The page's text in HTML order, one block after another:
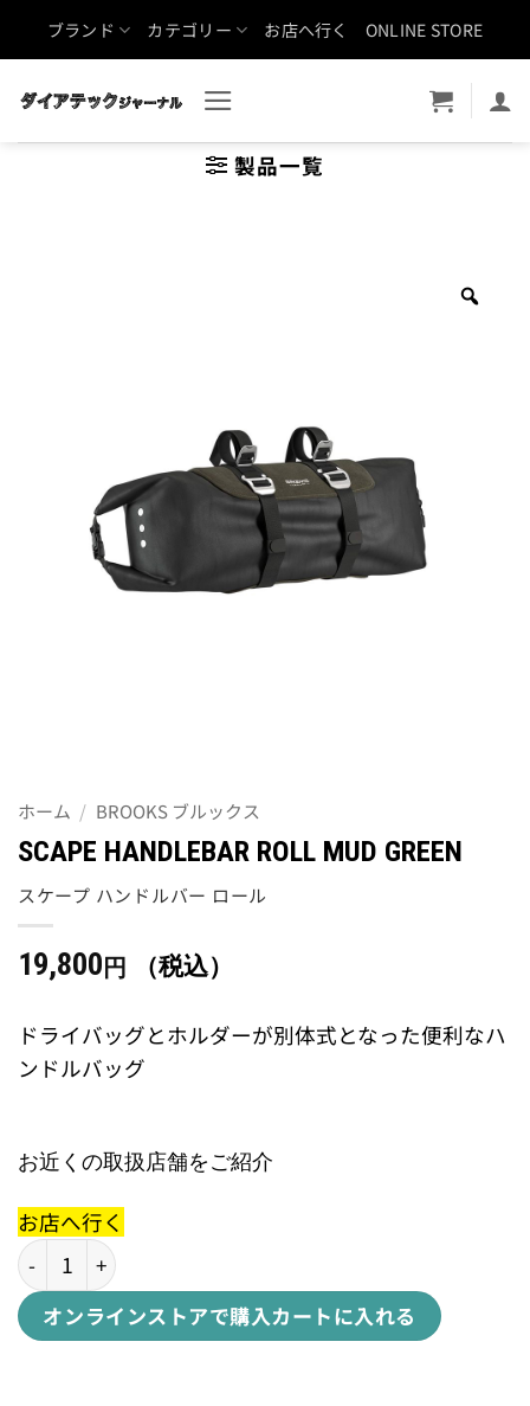
ブランド カテゴリー お店へ行く ONLINE STORE
製品一覧
ホーム / BROOKS ブルックス
SCAPE HANDLEBAR ROLL MUD GREEN
スケープ ハンドルバー ロール
19,800 円 （税込）
ドライバッグとホルダーが別体式となった便利なハ
ンドルバッグ
お近くの取扱店舗をご紹介
お店へ行く
SCAPE HANDLEBAR ROLL MUD GREENスケープ ハンド
オンラインストアで購入カートに入れる